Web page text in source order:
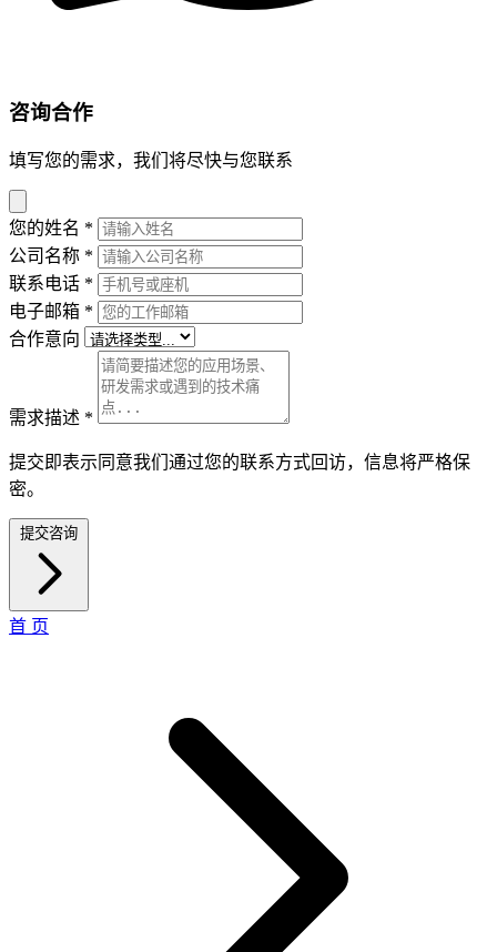
咨询合作
填写您的需求，我们将尽快与您联系
您的姓名 *
公司名称 *
联系电话 *
电子邮箱 *
合作意向
需求描述 *
提交即表示同意我们通过您的联系方式回访，信息将严格保
密。
提交咨询
首 页